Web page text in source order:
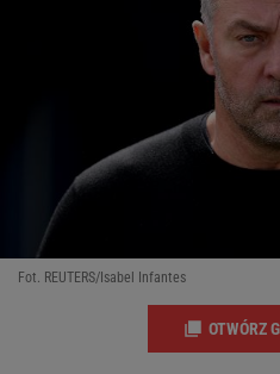
Fot. REUTERS/Isabel Infantes
OTWÓRZ